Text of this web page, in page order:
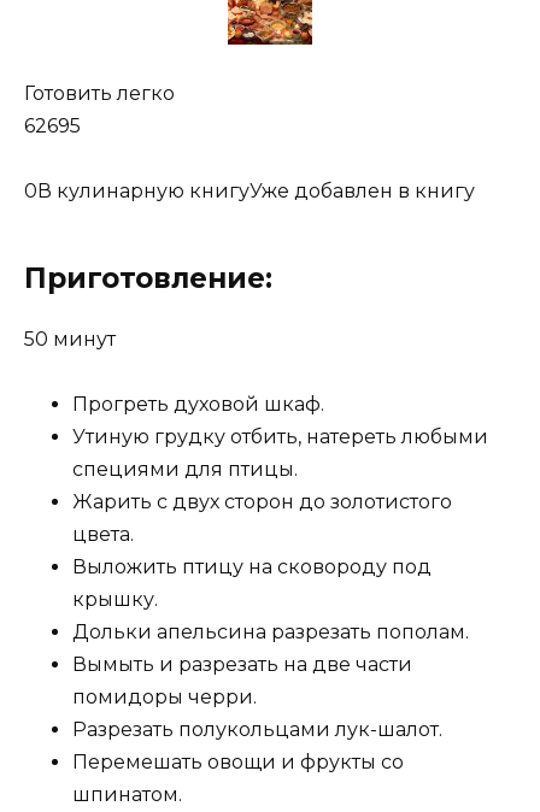
Готовить легко
62695
0 В кулинарную книгуУже добавлен в книгу
Приготовление:
50 минут
Прогреть духовой шкаф.
Утиную грудку отбить, натереть любыми
специями для птицы.
Жарить с двух сторон до золотистого
цвета.
Выложить птицу на сковороду под
крышку.
Дольки апельсина разрезать пополам.
Вымыть и разрезать на две части
помидоры черри.
Разрезать полукольцами лук-шалот.
Перемешать овощи и фрукты со
шпинатом.